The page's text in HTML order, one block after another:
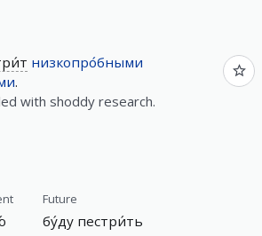
низкопро́бными
.
with shoddy research.
Future
бу́ду пестри́ть